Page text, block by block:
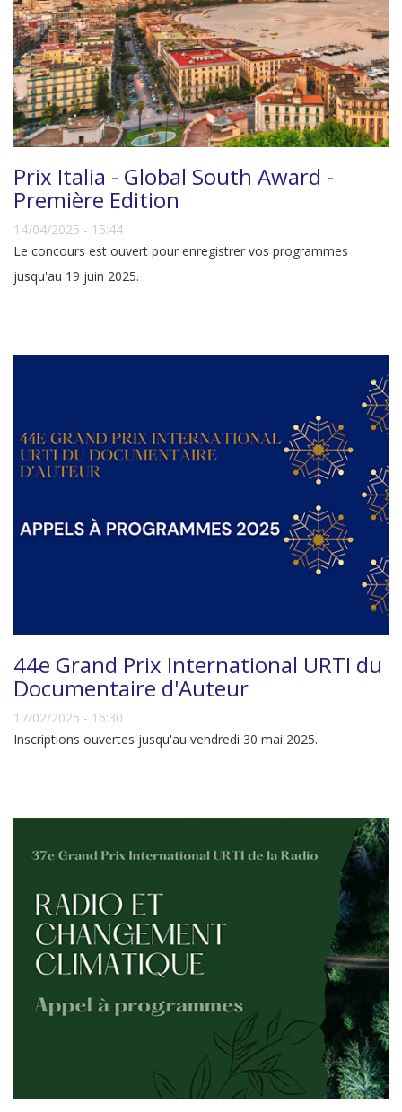
Prix Italia - Global South Award -
Première Edition
14/04/2025 - 15:44
Le concours est ouvert pour enregistrer vos programmes
jusqu'au 19 juin 2025.
44e Grand Prix International URTI du
Documentaire d'Auteur
17/02/2025 - 16:30
Inscriptions ouvertes jusqu'au vendredi 30 mai 2025.